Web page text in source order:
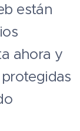
están
ahora y